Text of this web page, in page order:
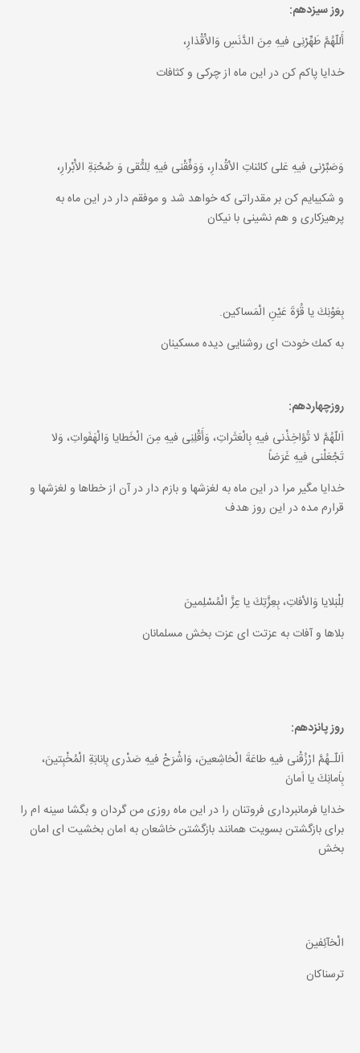
روز سيزدهم:
أَللّهُمَّ طَهِّرْنِى فيهِ مِنَ الدَّنَسِ وَالاَْقْذارِ،
خدايا پاكم كن در اين ماه از چركى و كثافات
وَصَبِّرْنى فيهِ عَلى كائناتِ الاْقْدارِ، وَوَفِّقْنى فيهِ لِلتُّقى وَ صُحْبَةِ الاَْبْرارِ،
و شكيبايم كن بر مقدراتى كه خواهد شد و موفقم دار در اين ماه به
پرهيزكارى و هم نشينى با نيكان
بِعَوْنِكَ يا قُرَّةَ عَيْنِ الْمَساكين.
به كمك خودت اى روشنايى ديده مسكينان
روزچهاردهم:
اَللّهُمَّ لا تُؤاخِذْنى فيهِ بِالْعَثَراتِ، وَأَقْلِنِى فيهِ مِنَ الْخَطايا وَالْهَفَواتِ، وَلا
تَجْعَلْنى فيهِ غَرَضاً
خدايا مگير مرا در اين ماه به لغزشها و بازم دار در آن از خطاها و لغزشها و
قرارم مده در اين روز هدف
لِلْبَلايا وَالاْفاتِ، بِعِزَّتِكَ يا عِزَّ الْمُسْلِمينَ
بلاها و آفات به عزتت اى عزت بخش مسلمانان
روز پانزدهم:
اَللّـهُمَّ ارْزُقْنى فيهِ طاعَةَ الْخاشِعينَ، وَاشْرَحْ فيهِ صَدْرى بِاِنابَةِ الْمُخْبِتينَ،
بِاَمانِكَ يا اَمانَ
خدايا فرمانبردارى فروتنان را در اين ماه روزى من گردان و بگشا سينه ام را
براى بازگشتن بسويت همانند بازگشتن خاشعان به امان بخشيت اى امان
بخش
الْخآئِفينَ
ترسناكان